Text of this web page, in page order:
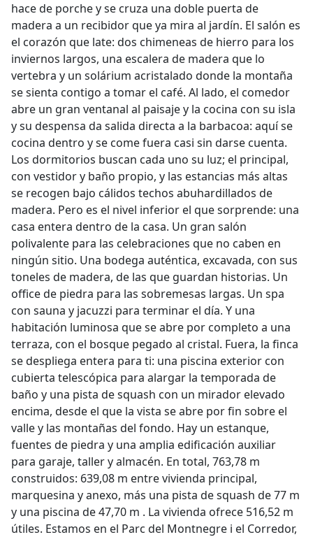
hace de porche y se cruza una doble puerta de
madera a un recibidor que ya mira al jardín. El salón es
el corazón que late: dos chimeneas de hierro para los
inviernos largos, una escalera de madera que lo
vertebra y un solárium acristalado donde la montaña
se sienta contigo a tomar el café. Al lado, el comedor
abre un gran ventanal al paisaje y la cocina con su isla
y su despensa da salida directa a la barbacoa: aquí se
cocina dentro y se come fuera casi sin darse cuenta.
Los dormitorios buscan cada uno su luz; el principal,
con vestidor y baño propio, y las estancias más altas
se recogen bajo cálidos techos abuhardillados de
madera. Pero es el nivel inferior el que sorprende: una
casa entera dentro de la casa. Un gran salón
polivalente para las celebraciones que no caben en
ningún sitio. Una bodega auténtica, excavada, con sus
toneles de madera, de las que guardan historias. Un
office de piedra para las sobremesas largas. Un spa
con sauna y jacuzzi para terminar el día. Y una
habitación luminosa que se abre por completo a una
terraza, con el bosque pegado al cristal. Fuera, la finca
se despliega entera para ti: una piscina exterior con
cubierta telescópica para alargar la temporada de
baño y una pista de squash con un mirador elevado
encima, desde el que la vista se abre por fin sobre el
valle y las montañas del fondo. Hay un estanque,
fuentes de piedra y una amplia edificación auxiliar
para garaje, taller y almacén. En total, 763,78 m
construidos: 639,08 m entre vivienda principal,
marquesina y anexo, más una pista de squash de 77 m
y una piscina de 47,70 m . La vivienda ofrece 516,52 m
útiles. Estamos en el Parc del Montnegre i el Corredor,